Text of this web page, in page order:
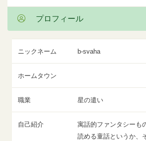
ニックネーム b-svaha
ホームタウン
職業 星の遣い
自己紹介
寓話的ファンタシーも
読める童話というか、
プロフィール